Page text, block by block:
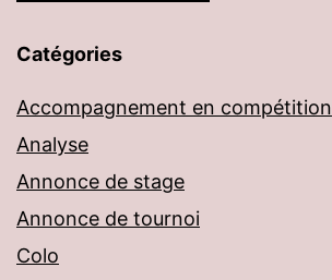
Catégories
Accompagnement en compétition
Analyse
Annonce de stage
Annonce de tournoi
Colo